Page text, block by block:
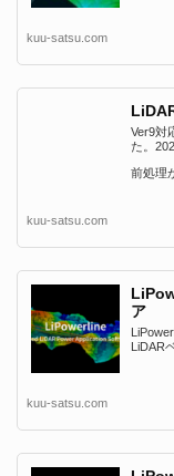
kuu-satsu.com
Ver9対
た。
前処理
kuu-satsu.com
ア
LiDAR
kuu-satsu.com